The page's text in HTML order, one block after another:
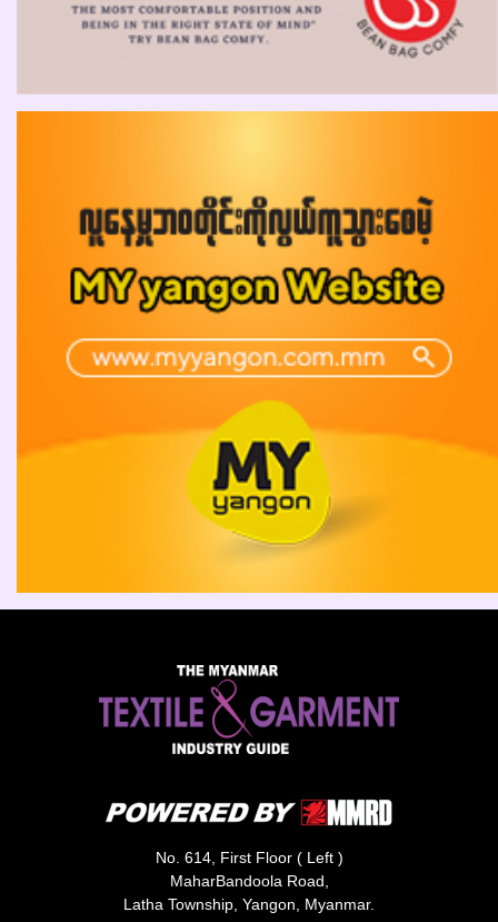
No. 614, First Floor ( Left )
MaharBandoola Road,
Latha Township, Yangon, Myanmar.